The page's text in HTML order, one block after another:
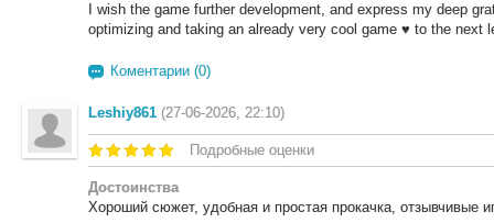
I wish the game further development, and express my deep
optimizing and taking an already very cool game ♥ to the next
Коментарии (0)
Leshiy861 (27-06-2026, 22:10)
Подробные оценки
Достоинства
Хороший сюжет, удобная и простая прокачка, отзывчивые